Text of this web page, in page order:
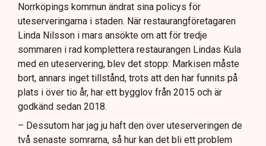
Norrköpings kommun ändrat sina policys för
uteserveringarna i staden. När restaurangföretagaren
Linda Nilsson i mars ansökte om att för tredje
sommaren i rad komplettera restaurangen Lindas Kula
med en uteservering, blev det stopp: Markisen måste
bort, annars inget tillstånd, trots att den har funnits på
plats i över tio år, har ett bygglov från 2015 och är
godkänd sedan 2018.
– Dessutom har jag ju haft den över uteserveringen de
två senaste somrarna, så hur kan det bli ett problem